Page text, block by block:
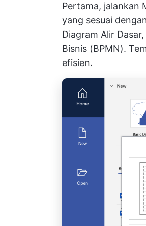
Pertama, jalankan
yang sesuai
Diagram Alir
Bisnis (BPMN).
efisien.